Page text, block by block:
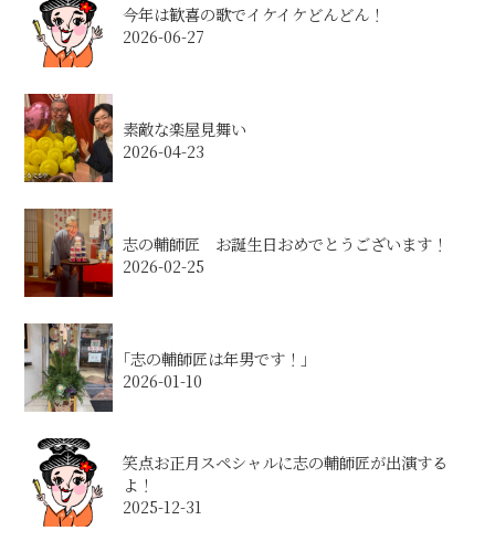
今年は歓喜の歌でイケイケどんどん！
2026-06-27
素敵な楽屋見舞い
2026-04-23
志の輔師匠 お誕生日おめでとうございます！
2026-02-25
｢志の輔師匠は年男です！｣
2026-01-10
笑点お正月スペシャルに志の輔師匠が出演する
よ！
2025-12-31